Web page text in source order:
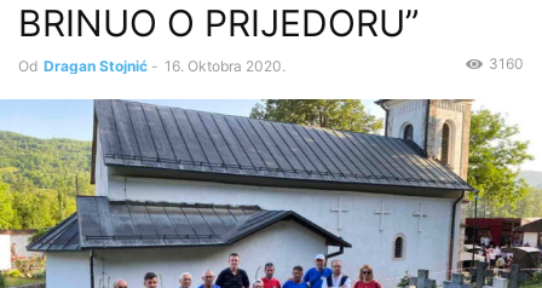
BRINUO O PRIJEDORU”
Od Dragan Stojnić - 16. Oktobra 2020. 3160